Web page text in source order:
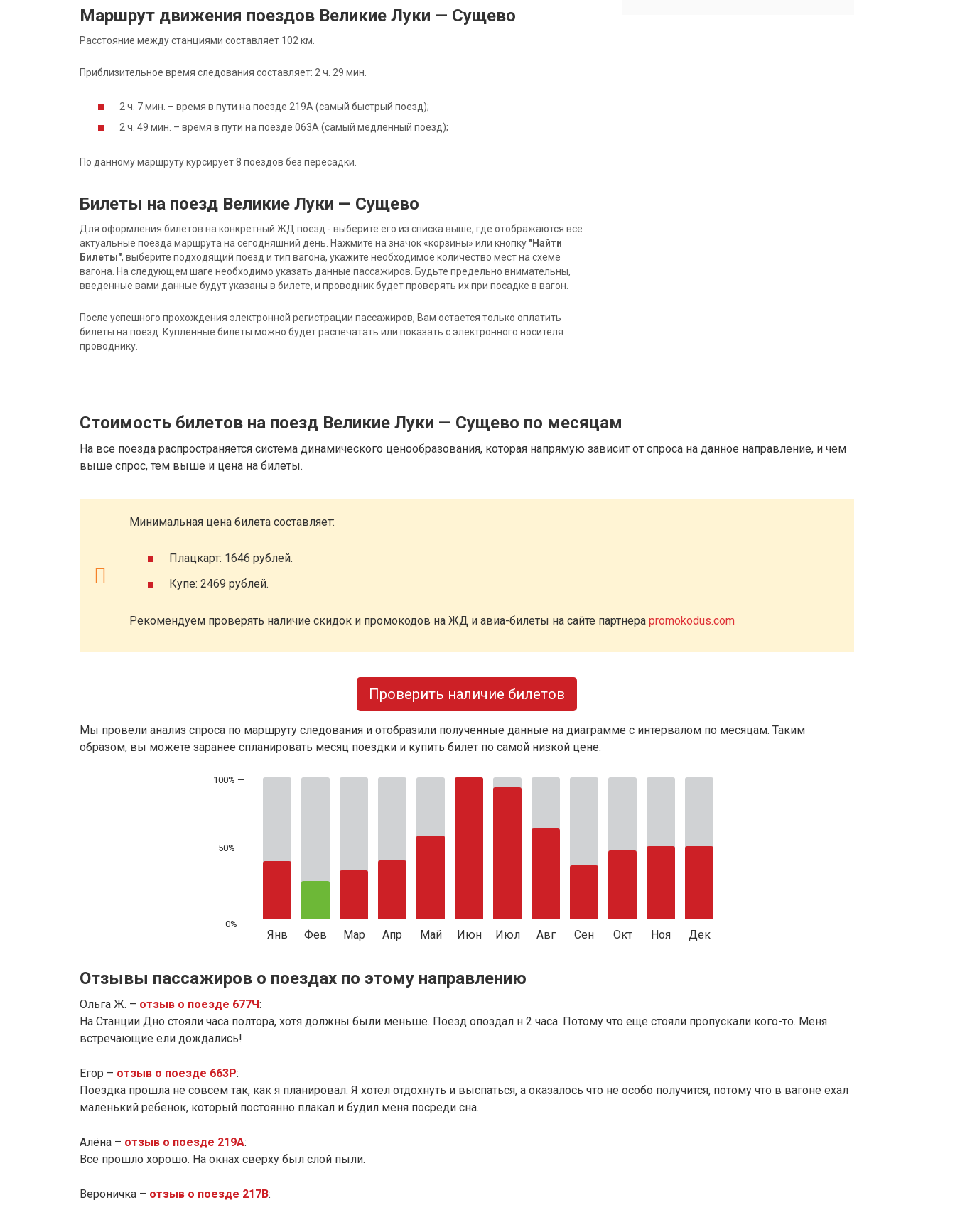
Маршрут движения поездов Великие Луки — Сущево
Расстояние между станциями составляет 102 км.
Приблизительное время следования составляет: 2 ч. 29 мин.
2 ч. 7 мин. – время в пути на поезде 219А (самый быстрый поезд);
2 ч. 49 мин. – время в пути на поезде 063А (самый медленный поезд);
По данному маршруту курсирует 8 поездов без пересадки.
Билеты на поезд Великие Луки — Сущево
Для оформления билетов на конкретный ЖД поезд - выберите его из списка выше, где отображаются все
актуальные поезда маршрута на сегодняшний день. Нажмите на значок «корзины» или кнопку "Найти
Билеты", выберите подходящий поезд и тип вагона, укажите необходимое количество мест на схеме
вагона. На следующем шаге необходимо указать данные пассажиров. Будьте предельно внимательны,
введенные вами данные будут указаны в билете, и проводник будет проверять их при посадке в вагон.
После успешного прохождения электронной регистрации пассажиров, Вам остается только оплатить
билеты на поезд. Купленные билеты можно будет распечатать или показать с электронного носителя
проводнику.
Стоимость билетов на поезд Великие Луки — Сущево по месяцам
На все поезда распространяется система динамического ценообразования, которая напрямую зависит от спроса на данное направление, и чем
выше спрос, тем выше и цена на билеты.
Минимальная цена билета составляет:
Плацкарт: 1646 рублей.
Купе: 2469 рублей.
Рекомендуем проверять наличие скидок и промокодов на ЖД и авиа-билеты на сайте партнера promokodus.com
Проверить наличие билетов
Мы провели анализ спроса по маршруту следования и отобразили полученные данные на диаграмме с интервалом по месяцам. Таким
образом, вы можете заранее спланировать месяц поездки и купить билет по самой низкой цене.
50% —
Янв Фев Мар Апр Май Июн Июл Авг Сен Окт Ноя Дек
Отзывы пассажиров о поездах по этому направлению
Ольга Ж. – отзыв о поезде 677Ч:
На Станции Дно стояли часа полтора, хотя должны были меньше. Поезд опоздал н 2 часа. Потому что еще стояли пропускали кого-то. Меня
встречающие ели дождались!
Егор – отзыв о поезде 663Р:
Поездка прошла не совсем так, как я планировал. Я хотел отдохнуть и выспаться, а оказалось что не особо получится, потому что в вагоне ехал
маленький ребенок, который постоянно плакал и будил меня посреди сна.
Алёна – отзыв о поезде 219А:
Все прошло хорошо. На окнах сверху был слой пыли.
Вероничка – отзыв о поезде 217В: